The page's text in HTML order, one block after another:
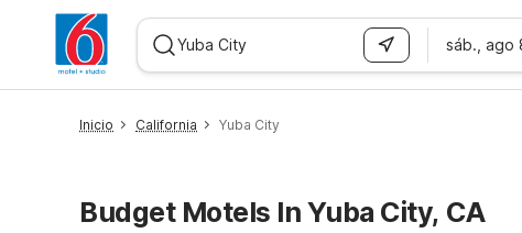
sáb., ago
Inicio California Yuba City
Budget Motels In Yuba City, CA